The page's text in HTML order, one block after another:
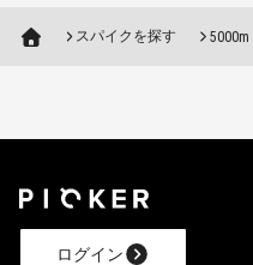
スパイクを探す 5000m
ログイン